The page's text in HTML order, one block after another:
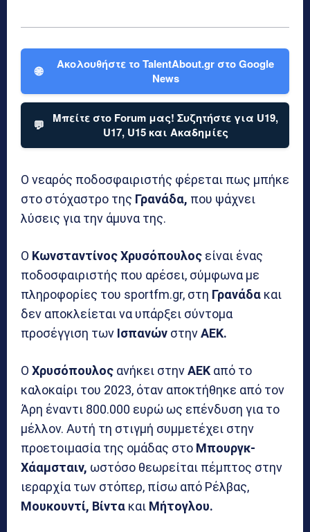
🌐
Ακολουθήστε το TalentAbout.gr στο Google
News
💬
Μπείτε στο Forum μας! Συζητήστε για U19,
U17, U15 και Ακαδημίες
Ο νεαρός ποδοσφαιριστής φέρεται πως μπήκε
στο στόχαστρο της Γρανάδα, που ψάχνει
λύσεις για την άμυνα της.
Ο Κωνσταντίνος Χρυσόπουλος είναι ένας
ποδοσφαιριστής που αρέσει, σύμφωνα με
πληροφορίες του sportfm.gr, στη Γρανάδα και
δεν αποκλείεται να υπάρξει σύντομα
προσέγγιση των Ισπανών στηνΑΕΚ.
Ο Χρυσόπουλος ανήκει στηνΑΕΚ από το
καλοκαίρι του 2023, όταν αποκτήθηκε από τον
Άρη έναντι 800.000 ευρώ ως επένδυση για το
μέλλον. Αυτή τη στιγμή συμμετέχει στην
προετοιμασία της ομάδας στο Μπουργκ-
Χάαμσταιν, ωστόσο θεωρείται πέμπτος στην
ιεραρχία των στόπερ, πίσω από Ρέλβας,
Μουκουντί, Βίντα και Μήτογλου.